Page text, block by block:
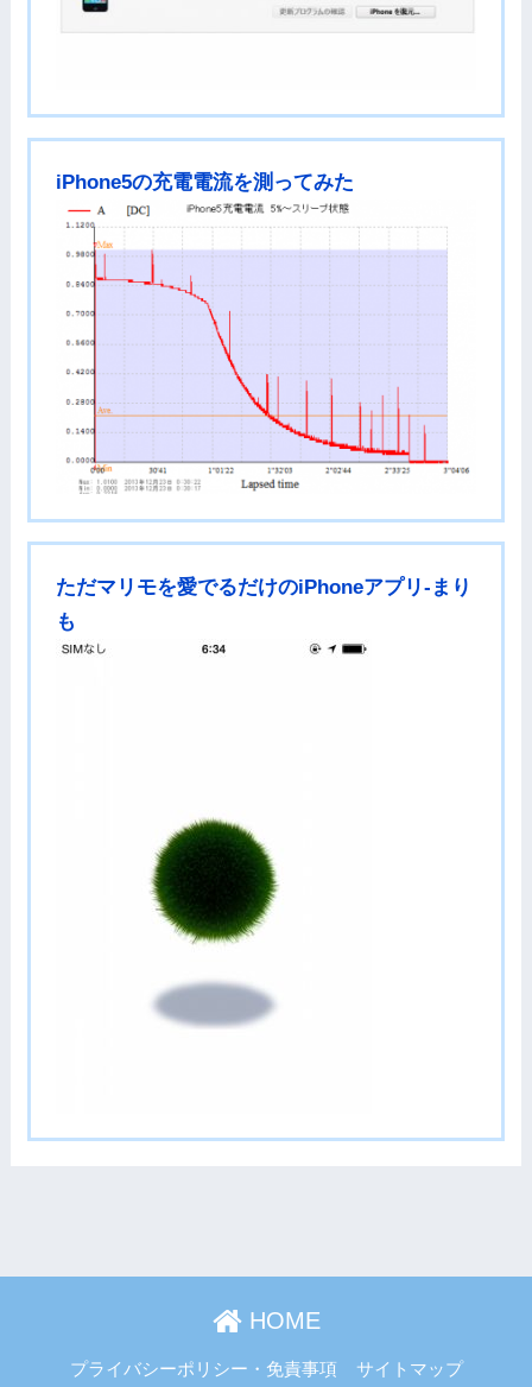
iPhone5の充電電流を測ってみた
ただマリモを愛でるだけのiPhoneアプリ-まり
も
HOME
プライバシーポリシー・免責事項 サイトマップ